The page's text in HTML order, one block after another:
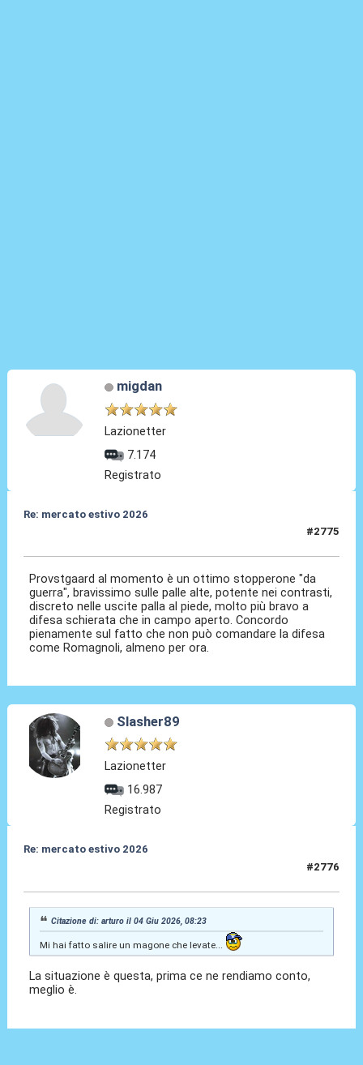
migdan
Lazionetter
7.174
Registrato
Re: mercato estivo 2026
#2775
Provstgaard al momento è un ottimo stopperone "da
guerra", bravissimo sulle palle alte, potente nei contrasti,
discreto nelle uscite palla al piede, molto più bravo a
difesa schierata che in campo aperto. Concordo
pienamente sul fatto che non può comandare la difesa
come Romagnoli, almeno per ora.
Slasher89
Lazionetter
16.987
Registrato
Re: mercato estivo 2026
#2776
Citazione di: arturo il 04 Giu 2026, 08:23
Mi hai fatto salire un magone che levate...
La situazione è questa, prima ce ne rendiamo conto,
meglio è.